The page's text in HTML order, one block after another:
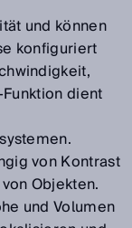
und können
konfiguriert
dient
von Kontrast
Objekten.
und Volumen